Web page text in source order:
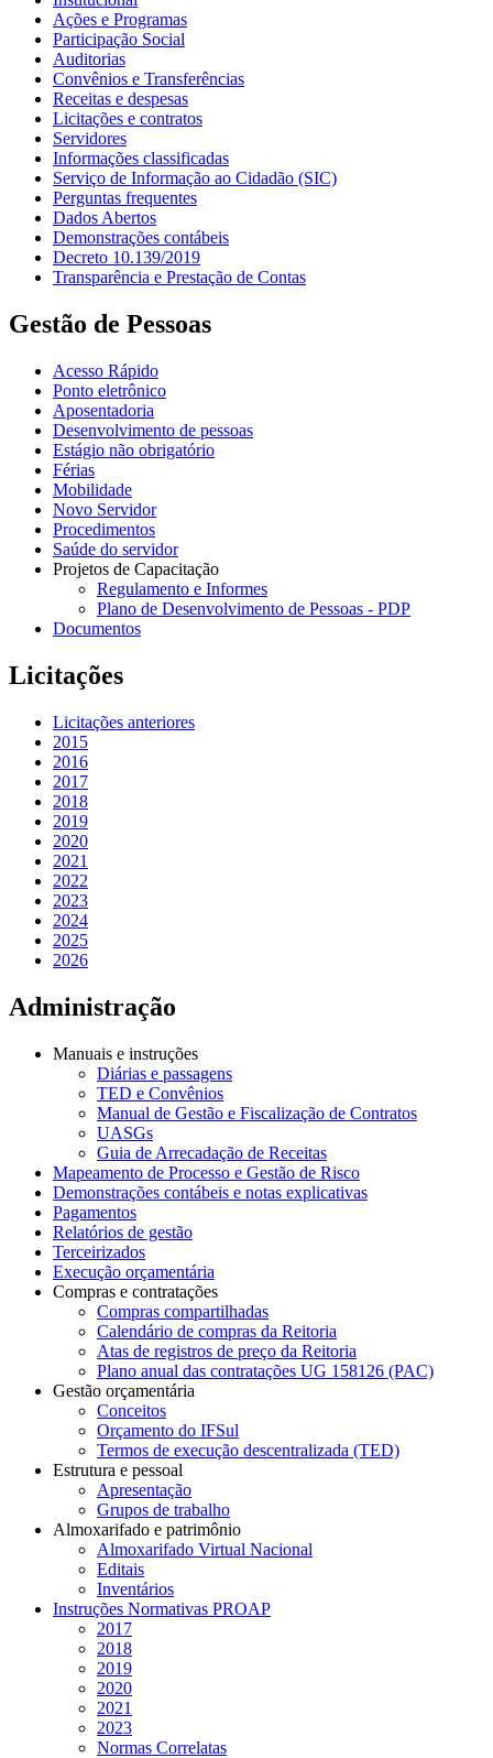
Ações e Programas
Participação Social
Auditorias
Convênios e Transferências
Receitas e despesas
Licitações e contratos
Servidores
Informações classificadas
Serviço de Informação ao Cidadão (SIC)
Perguntas frequentes
Dados Abertos
Demonstrações contábeis
Decreto 10.139/2019
Transparência e Prestação de Contas
Gestão de Pessoas
Acesso Rápido
Ponto eletrônico
Aposentadoria
Desenvolvimento de pessoas
Estágio não obrigatório
Férias
Mobilidade
Novo Servidor
Procedimentos
Saúde do servidor
Projetos de Capacitação
Regulamento e Informes
Plano de Desenvolvimento de Pessoas - PDP
Documentos
Licitações
Licitações anteriores
2015
2016
2017
2018
2019
2020
2021
2022
2023
2024
2025
2026
Administração
Manuais e instruções
Diárias e passagens
TED e Convênios
Manual de Gestão e Fiscalização de Contratos
UASGs
Guia de Arrecadação de Receitas
Mapeamento de Processo e Gestão de Risco
Demonstrações contábeis e notas explicativas
Pagamentos
Relatórios de gestão
Terceirizados
Execução orçamentária
Compras e contratações
Compras compartilhadas
Calendário de compras da Reitoria
Atas de registros de preço da Reitoria
Plano anual das contratações UG 158126 (PAC)
Gestão orçamentária
Conceitos
Orçamento do IFSul
Termos de execução descentralizada (TED)
Estrutura e pessoal
Apresentação
Grupos de trabalho
Almoxarifado e patrimônio
Almoxarifado Virtual Nacional
Editais
Inventários
Instruções Normativas PROAP
2017
2018
2019
2020
2021
2023
Normas Correlatas